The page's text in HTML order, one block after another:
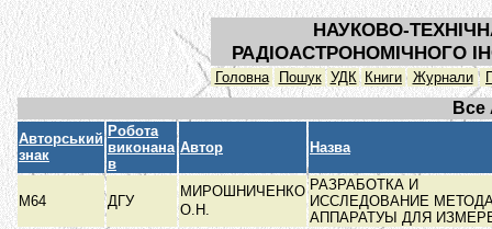
НАУКОВО-
РАДІОАСТРОНОМІЧНОГО
Головна Пошук УДК Книги Журнали
Все
Авторський
знак
Робота
виконана
в
Автор Назва
М64 ДГУ
МИРОШНИЧЕНКО
О.Н.
РАЗРАБОТКА И
ИССЛЕДОВАНИЕ
АППАРАТУЫ ДЛЯ